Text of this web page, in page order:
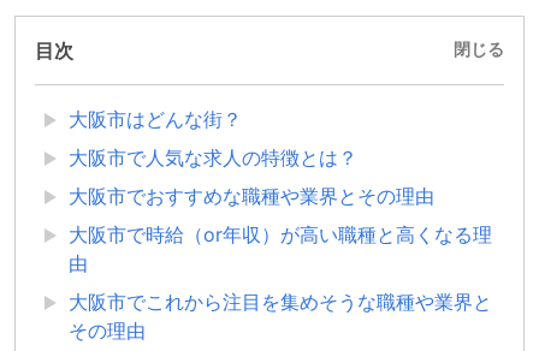
目次 閉じる
大阪市はどんな街？
大阪市で人気な求人の特徴とは？
大阪市でおすすめな職種や業界とその理由
大阪市で時給（or年収）が高い職種と高くなる理
由
大阪市でこれから注目を集めそうな職種や業界と
その理由